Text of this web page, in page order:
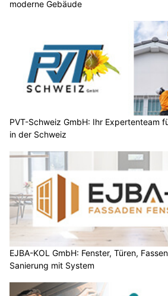
moderne Gebäude
PVT-Schweiz GmbH: Ihr Expertenteam
in der Schweiz
EJBA-KOL GmbH: Fenster, Türen,
Sanierung mit System